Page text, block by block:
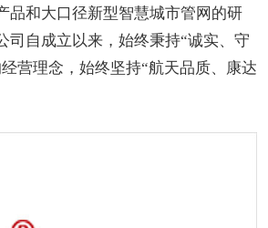
品和大口径新型智慧城市管网的研
司自成立以来，始终秉持“诚实、守
营理念，始终坚持“航天品质、康达